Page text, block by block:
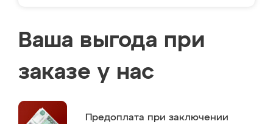
Ваша выгода при
заказе у нас
Предоплата при заключении